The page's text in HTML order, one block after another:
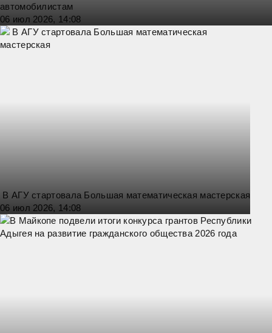
автомобилистам
06 июл 2026, 14:08
В АГУ стартовала Большая математическая мастерская
06 июл 2026, 14:08